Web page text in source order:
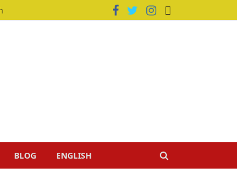
BLOG ENGLISH